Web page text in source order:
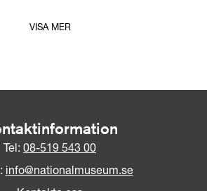
VISA MER
Tel: 08-519 543 00
info@nationalmuseum.se